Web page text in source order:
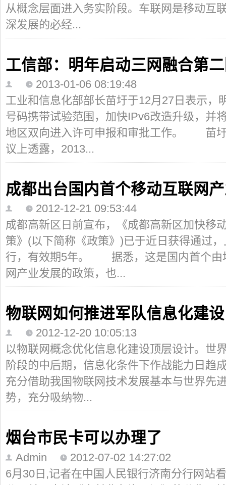
从概念层面进入务实阶段。车联网是移动互
深发展的必经...
工信部：明年启动三网融合第
2013-01-06 08:19:48
工业和信息化部部长苗圩于12月27日表示，
号码携带试验范围，加快IPv6改造升级，并
地区双向进入许可申报和审批工作。 苗圩
议上透露，2013...
成都出台国内首个移动互联网
2012-12-21 09:53:44
成都高新区日前宣布，《成都高新区加快移
策》(以下简称《政策》)已于近日获得通过
行，有效期5年。 据悉，这是国内首个由
网产业发展的政策，也...
物联网如何推进军队信息化建设
2012-12-20 10:05:13
以物联网概念优化信息化建设顶层设计。世
阶段的中后期，信息化条件下作战能力日趋
充分借助我国物联网技术发展基本与世界先
势，充分吸纳物...
烟台市民卡可以办理了
Admin
2012-07-02 14:27:02
6月30日,记者在中国人民银行济南分行网站